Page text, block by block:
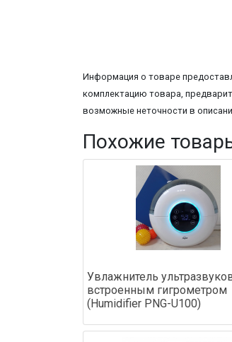
Информация о товаре
комплектацию товара,
возможные неточности в
Похожие
Увлажнитель
встроенным гигрометром
(Humidifier PNG-U100)